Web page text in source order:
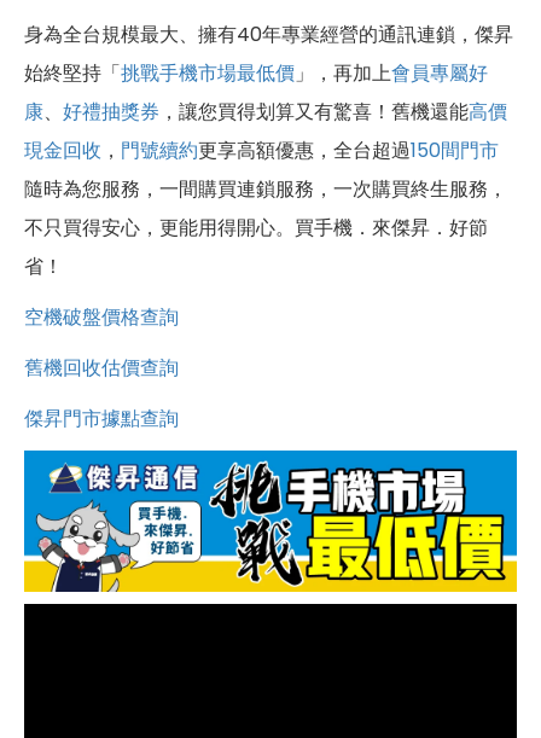
身為全台規模最大、擁有40年專業經營的通訊連鎖，傑昇
始終堅持「挑戰手機市場最低價 」，再加上會員專屬好
康、 好禮抽獎券 ，讓您買得划算又有驚喜！舊機還能高價
現金回收 ， 門號續約更享高額優惠，全台超過150間門市
隨時為您服務，一間購買連鎖服務，一次購買終生服務，
不只買得安心，更能用得開心。買手機．來傑昇．好節
省！
空機破盤價格查詢
舊機回收估價查詢
傑昇門市據點查詢